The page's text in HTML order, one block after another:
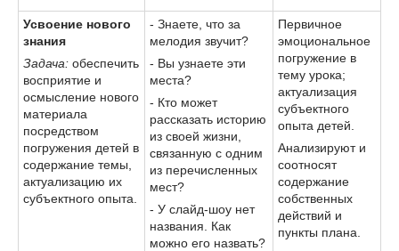
Усвоение нового
знания
Задача: обеспечить
восприятие и
осмысление нового
материала
посредством
погружения детей в
содержание темы,
актуализацию их
субъектного опыта.
- Знаете, что за
мелодия звучит?
- Вы узнаете эти
места?
- Кто может
рассказать историю
из своей жизни,
связанную с одним
из перечисленных
мест?
- У слайд-шоу нет
названия. Как
можно его назвать?
Первичное
эмоциональное
погружение в
тему урока;
актуализация
субъектного
опыта детей.
Анализируют и
соотносят
содержание
собственных
действий и
пункты плана.